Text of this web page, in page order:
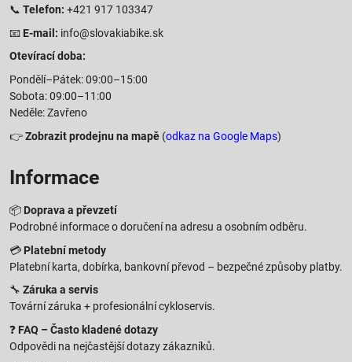
📞 Telefon: +421 917 103347
📧 E-mail: info@slovakiabike.sk
Otevírací doba:
Pondělí–Pátek: 09:00–15:00
Sobota: 09:00–11:00
Neděle: Zavřeno
👉Zobrazit prodejnu na mapě (odkaz na Google Maps)
Informace
📦 Doprava a převzetí
Podrobné informace o doručení na adresu a osobním odběru.
💳 Platební metody
Platební karta, dobírka, bankovní převod – bezpečné způsoby platby.
🔧 Záruka a servis
Tovární záruka + profesionální cykloservis.
❓ FAQ – Často kladené dotazy
Odpovědi na nejčastější dotazy zákazníků.